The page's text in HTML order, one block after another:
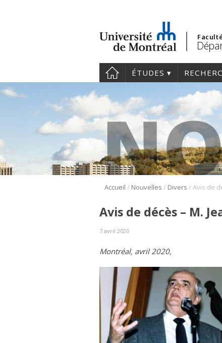
ÉTUDES
Accueil / Nouvelles / Divers /Avis de
Avis de décès – M.
7 avril 2020
Montréal, avril 2020,